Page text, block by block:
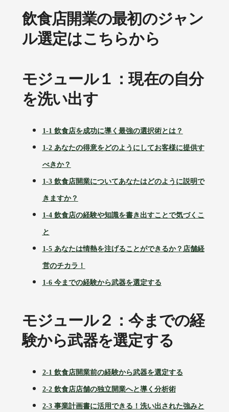
飲食店開業の最初のジャン
ル選定はこちらから
モジュール１：現在の自分
を洗い出す
1-1 飲食店を成功に導く最強の選択術とは？
1-2 あなたの得意をどのようにしてお客様に提供す
べきか？
1-3 飲食店開業についてあなたはどのように説明で
きますか？
1-4 飲食店の経験や知識を書き出すことで気づくこ
と
1-5 あなたは情熱を注げることができるか？店舗経
営のチカラ！
1-6 今までの経験から武器を選定する
モジュール２：今までの経
験から武器を選定する
2-1 飲食店開業前の経験から武器を選定する
2-2 飲食店店舗の独立開業へと導く分析術
2-3 事業計画書に活用できる！洗い出された強みと